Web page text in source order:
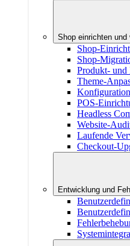
Shop einrichten und
Shop-
Shop-
Produkt-
Theme-
POS-
Headless
Website-
Laufende
Checkout-
Entwicklung und